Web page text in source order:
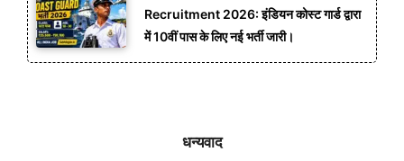
Recruitment 2026: इंडियन कोस्ट गार्ड द्वारा
में 10वीं पास के लिए नई भर्ती जारी।
धन्यवाद